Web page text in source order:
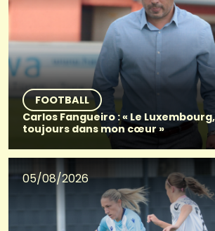
FOOTBALL
Carlos Fangueiro : « Le Luxembourg,
toujours dans mon cœur »
05/08/2026